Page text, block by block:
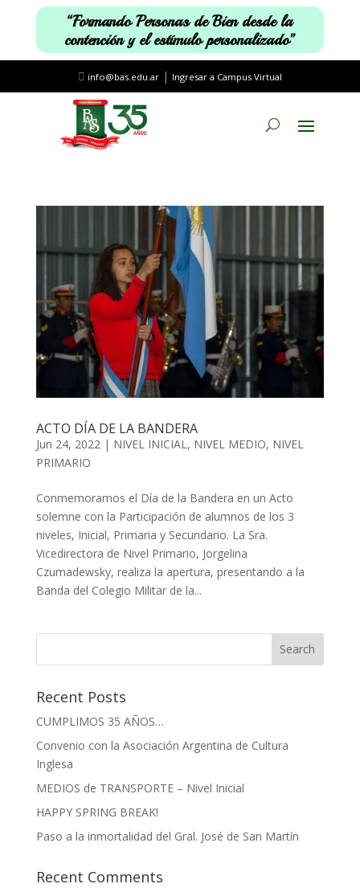
“Formando Personas de Bien desde la
contención y el estímulo personalizado”
info@bas.edu.ar| Ingresar a Campus Virtual
ACTO DÍA DE LA BANDERA
Jun 24, 2022 | NIVEL INICIAL , NIVEL MEDIO, NIVEL
PRIMARIO
Conmemoramos el Día de la Bandera en un Acto
solemne con la Participación de alumnos de los 3
niveles, Inicial, Primaria y Secundario. La Sra.
Vicedirectora de Nivel Primario, Jorgelina
Czumadewsky, realiza la apertura, presentando a la
Banda del Colegio Militar de la...
Recent Posts
CUMPLIMOS 35 AÑOS…
Convenio con la Asociación Argentina de Cultura
Inglesa
MEDIOS de TRANSPORTE – Nivel Inicial
HAPPY SPRING BREAK!
Paso a la inmortalidad del Gral. José de San Martín
Recent Comments